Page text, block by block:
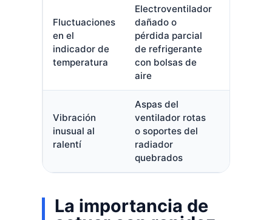
Fluctuaciones
en el
indicador de
temperatura
Electroventilador
dañado o
pérdida parcial
de refrigerante
con bolsas de
aire
Vibración
inusual al
ralentí
Aspas del
ventilador rotas
o soportes del
radiador
quebrados
La importancia de